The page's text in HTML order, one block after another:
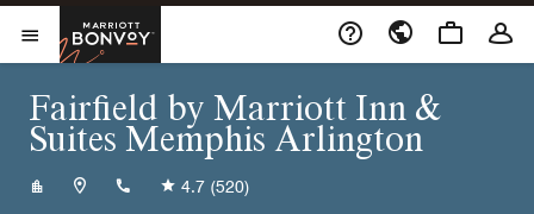
Skip to Content
Abrir menu
Marriott Bonvoy
Fairfield by Marriott Inn &
Suites Memphis Arlington
+19012450640
4.7 (520)